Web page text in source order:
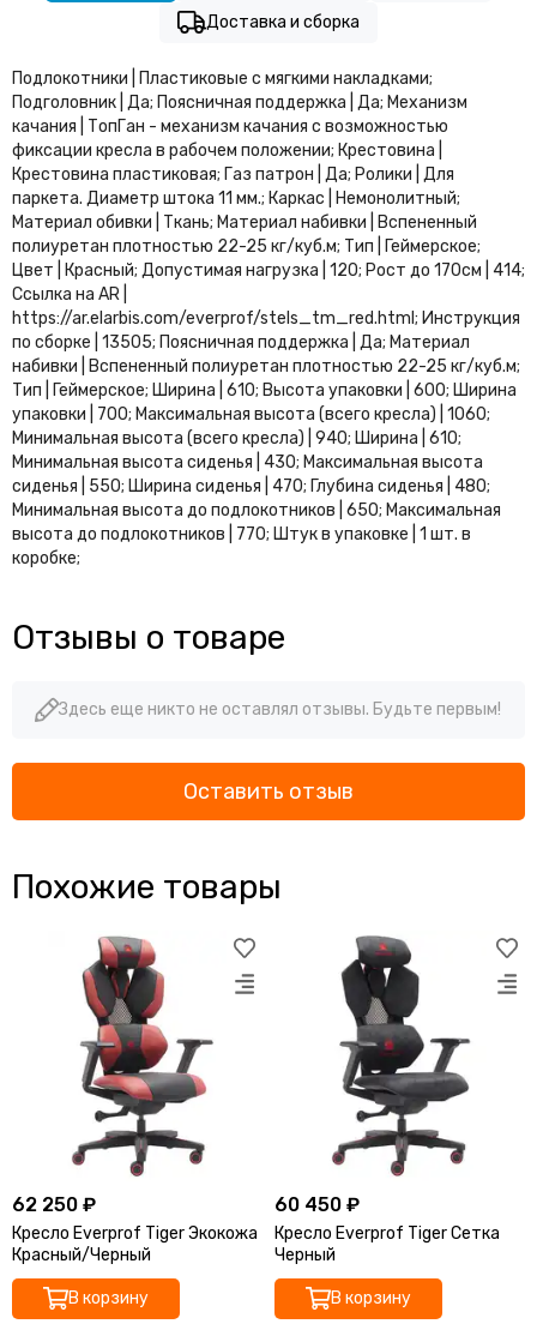
Доставка и сборка
Подлокотники | Пластиковые с мягкими накладками;
Подголовник | Да; Поясничная поддержка | Да; Механизм
качания | ТопГан - механизм качания с возможностью
фиксации кресла в рабочем положении; Крестовина |
Крестовина пластиковая; Газ патрон | Да; Ролики | Для
паркета. Диаметр штока 11 мм.; Каркас | Немонолитный;
Материал обивки | Ткань; Материал набивки | Вспененный
полиуретан плотностью 22-25 кг/куб.м; Тип | Геймерское;
Цвет | Красный; Допустимая нагрузка | 120; Рост до 170см | 414;
Ссылка на AR |
https://ar.elarbis.com/everprof/stels_tm_red.html; Инструкция
по сборке | 13505; Поясничная поддержка | Да; Материал
набивки | Вспененный полиуретан плотностью 22-25 кг/куб.м;
Тип | Геймерское; Ширина | 610; Высота упаковки | 600; Ширина
упаковки | 700; Максимальная высота (всего кресла) | 1060;
Минимальная высота (всего кресла) | 940; Ширина | 610;
Минимальная высота сиденья | 430; Максимальная высота
сиденья | 550; Ширина сиденья | 470; Глубина сиденья | 480;
Минимальная высота до подлокотников | 650; Максимальная
высота до подлокотников | 770; Штук в упаковке | 1 шт. в
коробке;
Отзывы о товаре
Здесь еще никто не оставлял отзывы. Будьте первым!
Оставить отзыв
Похожие товары
62 250 ₽
Кресло Everprof Tiger Экокожа
Красный/Черный
В корзину
60 450 ₽
Кресло Everprof Tiger Сетка
Черный
В корзину